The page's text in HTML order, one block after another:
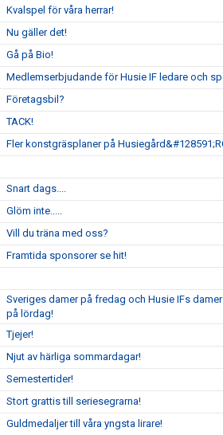
Kvalspel för våra herrar!
Nu gäller det!
Gå på Bio!
Medlemserbjudande för Husie IF ledare och
Företagsbil?
TACK!
Fler konstgräsplaner på
Snart dags....
Glöm inte.....
Vill du träna med oss?
Framtida sponsorer se hit!
Sveriges damer på fredag och Husie IFs
på lördag!
Tjejer!
Njut av härliga sommardagar!
Semestertider!
Stort grattis till seriesegrarna!
Guldmedaljer till våra yngsta lirare!